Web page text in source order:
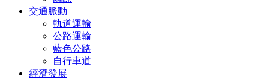
交通脈動
軌道運輸
公路運輸
藍色公路
自行車道
經濟發展